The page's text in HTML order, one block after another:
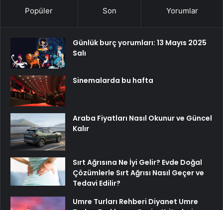
Popüler Son Yorumlar
Günlük burç yorumları: 13 Mayıs 2025
Salı
Sinemalarda bu hafta
Araba Fiyatları Nasıl Okunur ve Güncel
Kalır
Sırt Ağrısına Ne İyi Gelir? Evde Doğal
Çözümlerle Sırt Ağrısı Nasıl Geçer ve
Tedavi Edilir?
Umre Turları Rehberi Diyanet Umre